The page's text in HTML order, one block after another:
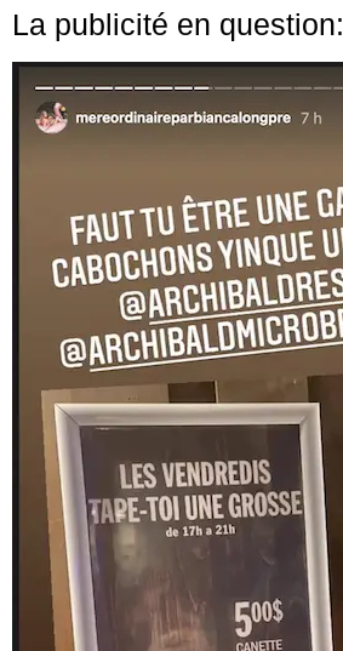
La publicité en question: